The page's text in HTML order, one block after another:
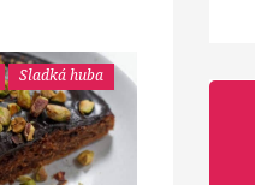
Sladká huba